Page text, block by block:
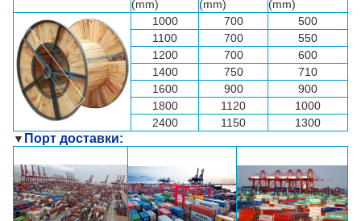
(mm)
(mm)
(mm)
1000
700
500
1100
700
550
1200
700
600
1400
750
710
1600
900
900
1800
1120
1000
2400
1150
1300
▼ Порт доставки: